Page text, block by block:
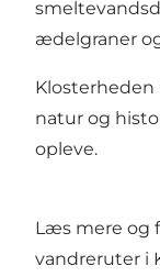
ædelgraner
natur og
opleve.
Læs mere og
vandreruter i